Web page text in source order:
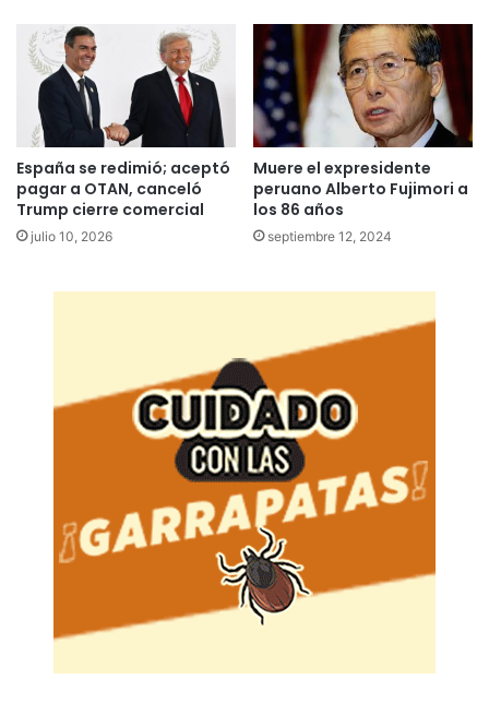
España se redimió; aceptó
pagar a OTAN, canceló
Trump cierre comercial
julio 10, 2026
Muere el expresidente
peruano Alberto Fujimori a
los 86 años
septiembre 12, 2024